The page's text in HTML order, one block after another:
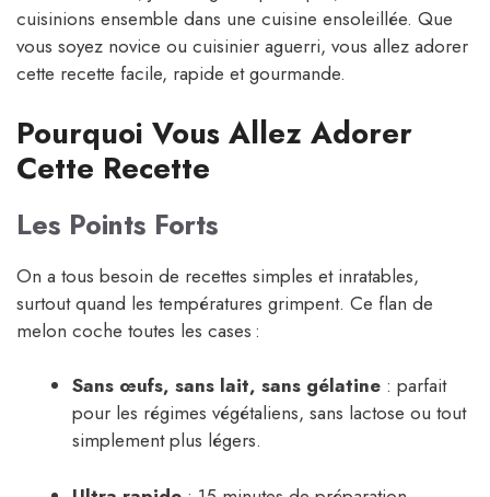
cuisinions ensemble dans une cuisine ensoleillée. Que
vous soyez novice ou cuisinier aguerri, vous allez adorer
cette recette facile, rapide et gourmande.
Pourquoi Vous Allez Adorer
Cette Recette
Les Points Forts
On a tous besoin de recettes simples et inratables,
surtout quand les températures grimpent. Ce flan de
melon coche toutes les cases :
Sans œufs, sans lait, sans gélatine : parfait
pour les régimes végétaliens, sans lactose ou tout
simplement plus légers.